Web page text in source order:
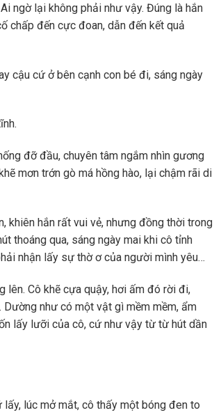
ngờ lại không phải như vậy. Đúng là hắn
chấp đến cực đoan, dẫn đến kết quả
cậu cứ ở bên cạnh con bé đi, sáng ngày
đỡ đầu, chuyên tâm ngắm nhìn gương
mơn trớn gò má hồng hào, lại chậm rãi di
khiên hắn rất vui vẻ, nhưng đồng thời trong
thoáng qua, sáng ngày mai khi cô tỉnh
nhận lấy sự thờ ơ của người mình yêu…
lên. Cô khẽ cựa quậy, hơi ấm đó rời đi,
như có một vật gì mềm mềm, ẩm
lấy lưỡi của cô, cứ như vậy từ từ hút dần
lúc mở mắt, cô thấy một bóng đen to